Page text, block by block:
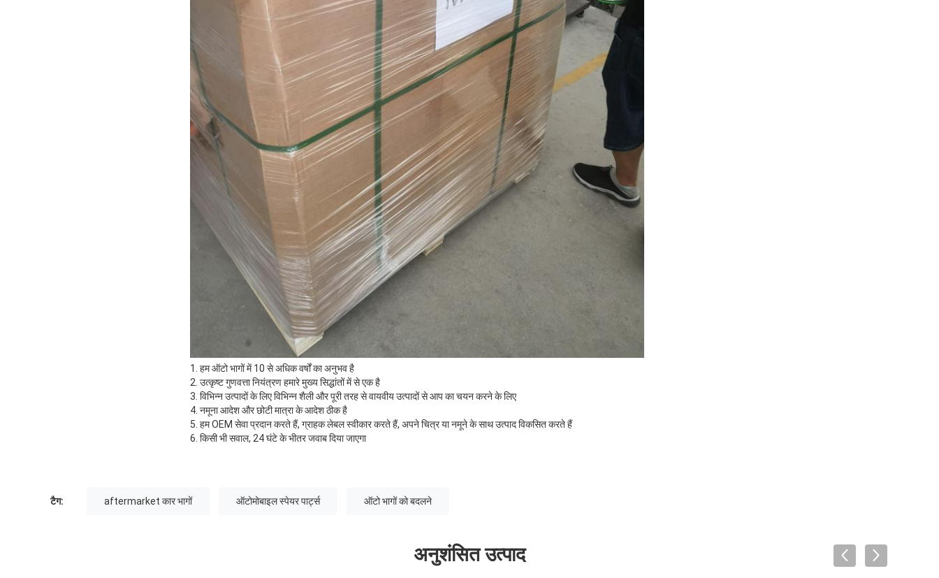
1. हम ऑटो भागों में 10 से अधिक वर्षों का अनुभव है
2. उत्कृष्ट गुणवत्ता नियंत्रण हमारे मुख्य सिद्धांतों में से एक है
3. विभिन्न उत्पादों के लिए विभिन्न शैली और पूरी तरह से वायवीय उत्पादों से आप का चयन करने के लिए
4. नमूना आदेश और छोटी मात्रा के आदेश ठीक है
5. हम OEM सेवा प्रदान करते हैं, ग्राहक लेबल स्वीकार करते हैं, अपने चित्र या नमूने के साथ उत्पाद विकसित करते हैं
6. किसी भी सवाल, 24 घंटे के भीतर जवाब दिया जाएगा
टैग: aftermarket कार भागों ऑटोमोबाइल स्पेयर पार्ट्स ऑटो भागों को बदलने
अनुशंसित उत्पाद